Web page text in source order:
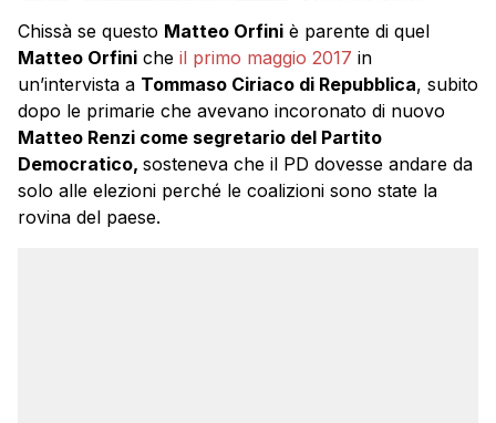
Chissà se questo Matteo Orfini è parente di quel
Matteo Orfini che il primo maggio 2017 in
un’intervista a Tommaso Ciriaco di Repubblica, subito
dopo le primarie che avevano incoronato di nuovo
Matteo Renzi come segretario del Partito
Democratico, sosteneva che il PD dovesse andare da
solo alle elezioni perché le coalizioni sono state la
rovina del paese.